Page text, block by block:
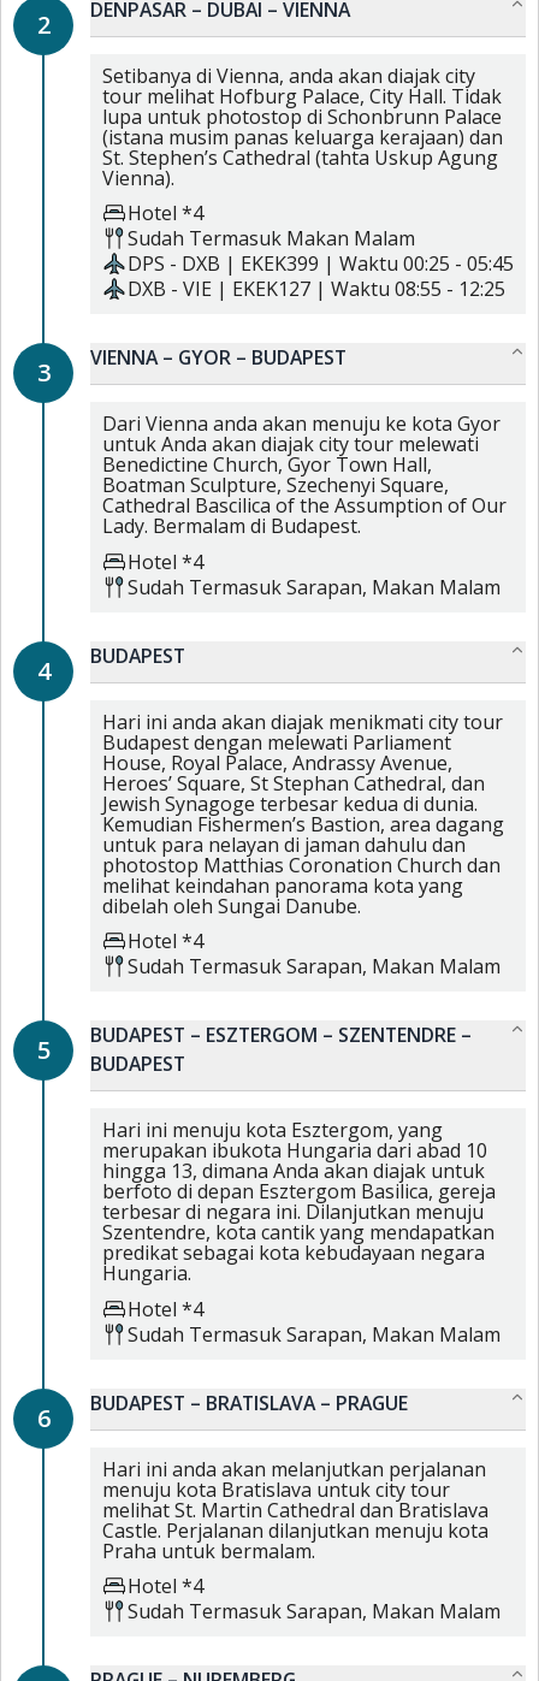
2 DENPASAR – DUBAI – VIENNA
Setibanya di Vienna, anda akan diajak city
tour melihat Hofburg Palace, City Hall. Tidak
lupa untuk photostop di Schonbrunn Palace
(istana musim panas keluarga kerajaan) dan
St. Stephen’s Cathedral (tahta Uskup Agung
Vienna).
Hotel *4
Sudah Termasuk Makan Malam
DPS - DXB | EKEK399 | Waktu 00:25 - 05:45
DXB - VIE | EKEK127 | Waktu 08:55 - 12:25
3 VIENNA – GYOR – BUDAPEST
Dari Vienna anda akan menuju ke kota Gyor
untuk Anda akan diajak city tour melewati
Benedictine Church, Gyor Town Hall,
Boatman Sculpture, Szechenyi Square,
Cathedral Bascilica of the Assumption of Our
Lady. Bermalam di Budapest.
Hotel *4
Sudah TermasukSarapan, Makan Malam
4 BUDAPEST
Hari ini anda akan diajak menikmati city tour
Budapest dengan melewati Parliament
House, Royal Palace, Andrassy Avenue,
Heroes’ Square, St Stephan Cathedral, dan
Jewish Synagoge terbesar kedua di dunia.
Kemudian Fishermen’s Bastion, area dagang
untuk para nelayan di jaman dahulu dan
photostop Matthias Coronation Church dan
melihat keindahan panorama kota yang
dibelah oleh Sungai Danube.
Hotel *4
Sudah TermasukSarapan, Makan Malam
5
BUDAPEST – ESZTERGOM – SZENTENDRE –
BUDAPEST
Hari ini menuju kota Esztergom, yang
merupakan ibukota Hungaria dari abad 10
hingga 13, dimana Anda akan diajak untuk
berfoto di depan Esztergom Basilica, gereja
terbesar di negara ini. Dilanjutkan menuju
Szentendre, kota cantik yang mendapatkan
predikat sebagai kota kebudayaan negara
Hungaria.
Hotel *4
Sudah TermasukSarapan, Makan Malam
6 BUDAPEST – BRATISLAVA – PRAGUE
Hari ini anda akan melanjutkan perjalanan
menuju kota Bratislava untuk city tour
melihat St. Martin Cathedral dan Bratislava
Castle. Perjalanan dilanjutkan menuju kota
Praha untuk bermalam.
Hotel *4
Sudah TermasukSarapan, Makan Malam